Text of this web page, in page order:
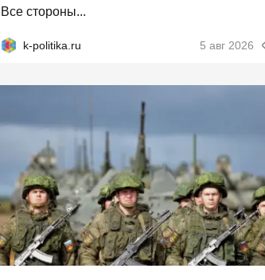
Все стороны...
k-politika.ru 5 авг 2026